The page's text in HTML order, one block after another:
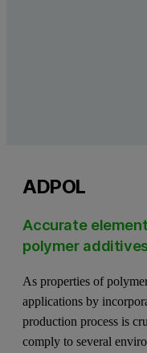
ADPOL
Accurate
polymer
As properties of
applications by
production process is
comply to several